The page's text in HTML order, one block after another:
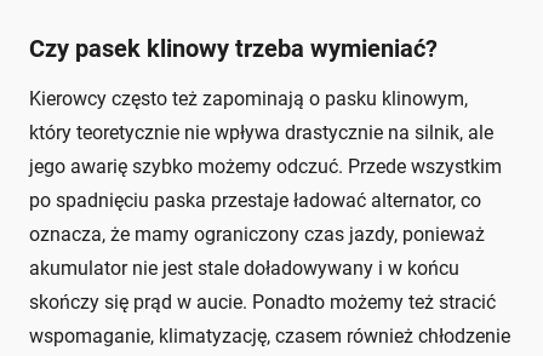
Czy pasek klinowy trzeba wymieniać?
Kierowcy często też zapominają o pasku klinowym,
który teoretycznie nie wpływa drastycznie na silnik, ale
jego awarię szybko możemy odczuć. Przede wszystkim
po spadnięciu paska przestaje ładować alternator, co
oznacza, że mamy ograniczony czas jazdy, ponieważ
akumulator nie jest stale doładowywany i w końcu
skończy się prąd w aucie. Ponadto możemy też stracić
wspomaganie, klimatyzację, czasem również chłodzenie